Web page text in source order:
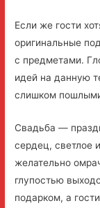
Если же гости
оригинальные
с предметами.
идей на данную
слишком
Свадьба —
сердец, светлое
желательно
глупостью
подарком, а